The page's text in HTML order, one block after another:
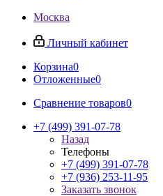
Москва
Личный кабинет
Корзина0
Отложенные0
Сравнение товаров0
+7 (499) 391-07-78
Назад
Телефоны
+7 (499) 391-07-78
+7 (936) 253-11-95
Заказать звонок